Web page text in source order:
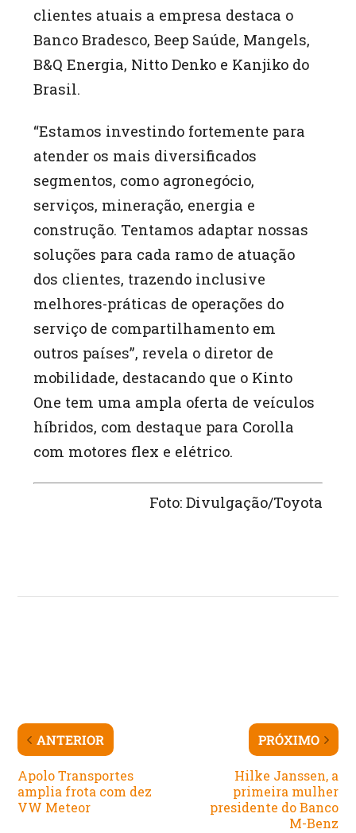
clientes atuais a empresa destaca o
Banco Bradesco, Beep Saúde, Mangels,
B&Q Energia, Nitto Denko e Kanjiko do
Brasil.
“Estamos investindo fortemente para
atender os mais diversificados
segmentos, como agronegócio,
serviços, mineração, energia e
construção. Tentamos adaptar nossas
soluções para cada ramo de atuação
dos clientes, trazendo inclusive
melhores-práticas de operações do
serviço de compartilhamento em
outros países”, revela o diretor de
mobilidade, destacando que o Kinto
One tem uma ampla oferta de veículos
híbridos, com destaque para Corolla
com motores flex e elétrico.
Foto: Divulgação/Toyota
ANTERIOR
Apolo Transportes
amplia frota com dez
VW Meteor
PRÓXIMO
Hilke Janssen, a
primeira mulher
presidente do Banco
M-Benz